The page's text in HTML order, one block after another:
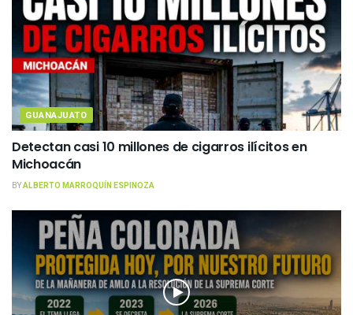
GUANAJUATO
Detectan casi 10 millones de cigarros ilícitos en
Michoacán
BYALBERTO MARROQUÍN ESPINOZA